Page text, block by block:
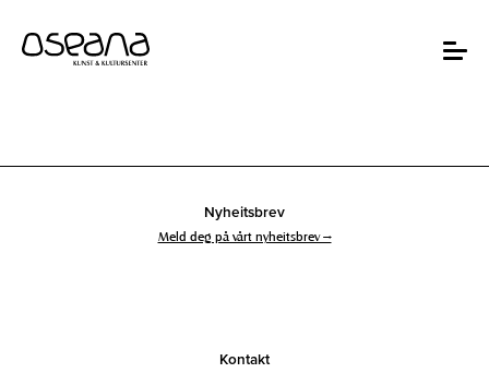
innhold
navigasjon
Toggle
Nyheitsbrev
Meld deg på vårt nyheitsbrev →
Kontakt